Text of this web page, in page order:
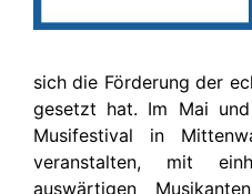
sich die Förderung der
gesetzt hat. Im Mai
Musifestival in
veranstalten, mit
auswärtigen